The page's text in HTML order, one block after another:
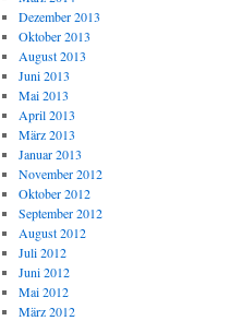
Dezember 2013
Oktober 2013
August 2013
Juni 2013
Mai 2013
April 2013
März 2013
Januar 2013
November 2012
Oktober 2012
September 2012
August 2012
Juli 2012
Juni 2012
Mai 2012
März 2012